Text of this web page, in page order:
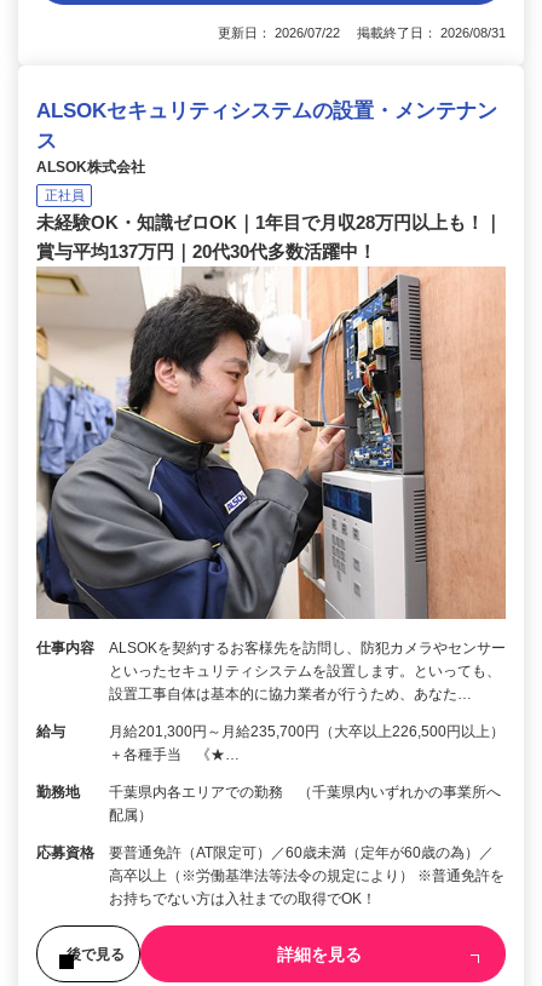
更新日： 2026/07/22 掲載終了日： 2026/08/31
ALSOKセキュリティシステムの設置・メンテナン
ス
ALSOK株式会社
正社員
未経験OK・知識ゼロOK｜1年目で月収28万円以上も！｜
賞与平均137万円｜20代30代多数活躍中！
仕事内容
ALSOKを契約するお客様先を訪問し、防犯カメラやセンサー
といったセキュリティシステムを設置します。といっても、
設置工事自体は基本的に協力業者が行うため、あなた…
給与
月給201,300円～月給235,700円（大卒以上226,500円以上）
＋各種手当 《★…
勤務地
千葉県内各エリアでの勤務 （千葉県内いずれかの事業所へ
配属）
応募資格
要普通免許（AT限定可）／60歳未満（定年が60歳の為）／
高卒以上（※労働基準法等法令の規定により） ※普通免許を
お持ちでない方は入社までの取得でOK！
後で見る 詳細を見る